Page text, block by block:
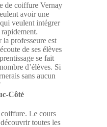
de coiffure Vernay
avoir une
veulent intégrer
la professeure est
de ses élèves
se fait
d’élèves. Si
sans aucun
Côté
Le cours
toutes les